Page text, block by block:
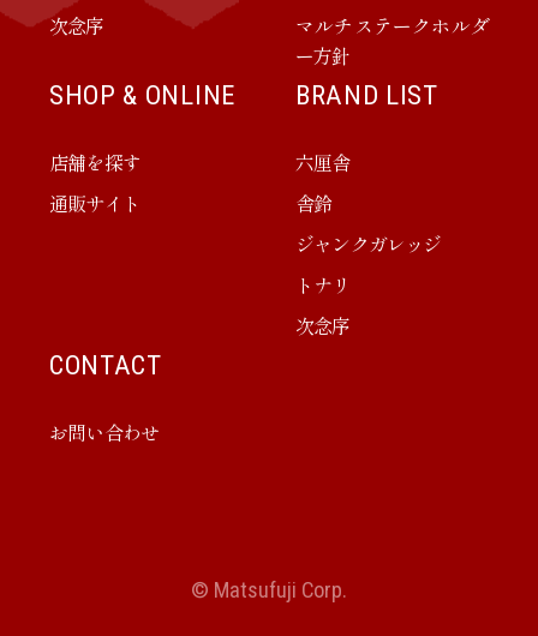
次念序
マルチステークホルダ
ー方針
SHOP & ONLINE
店舗を探す
通販サイト
BRAND LIST
六厘舎
舎鈴
ジャンクガレッジ
トナリ
次念序
CONTACT
お問い合わせ
© Matsufuji Corp.